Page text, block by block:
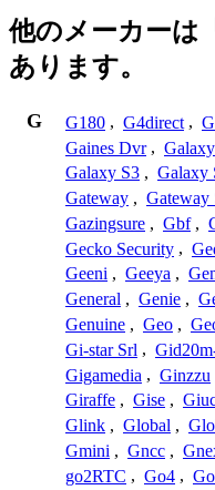
他のメーカーは
あります。
G G180 , G4direct ,
Gaines Dvr , Galaxy
Galaxy S3 , Galaxy
Gateway , Gateway
Gazingsure , Gbf ,
Gecko Security ,
Geeni , Geeya ,
General , Genie ,
Genuine , Geo ,
Gi-star Srl ,
Gigamedia , Ginzzu
Giraffe , Gise ,
Glink , Global ,
Gmini , Gncc ,
go2RTC , Go4 ,